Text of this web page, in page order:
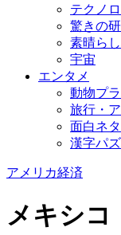
テクノ
驚きの
素晴ら
宇宙
エンタメ
動物プ
旅行・
面白ネタ
漢字パ
アメリカ経済
メキシコ